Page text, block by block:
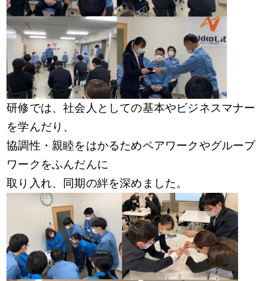
研修では、社会人としての基本やビジネスマナー
を学んだり、
協調性・親睦をはかるためペアワークやグループ
ワークをふんだんに
取り入れ、同期の絆を深めました。